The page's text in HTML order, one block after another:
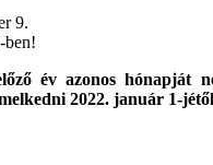
9.
év azonos hónapját
2022. január 1-